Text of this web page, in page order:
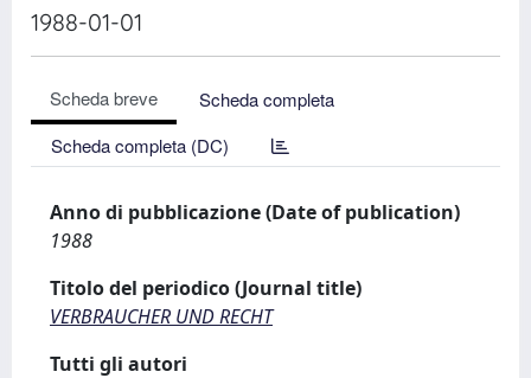
1988-01-01
Scheda breve
Scheda completa
Scheda completa (DC)
Anno di pubblicazione (Date of publication)
1988
Titolo del periodico (Journal title)
VERBRAUCHER UND RECHT
Tutti gli autori